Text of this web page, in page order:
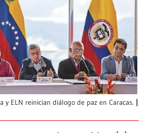
y ELN reinician diálogo de paz en Caracas.